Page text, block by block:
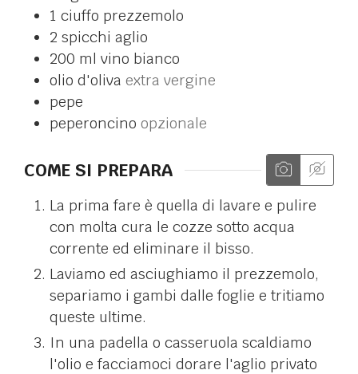
1 ciuffo prezzemolo
2 spicchi aglio
200 ml vino bianco
olio d'oliva extra vergine
pepe
peperoncino opzionale
COME SI PREPARA
La prima fare è quella di lavare e pulire
con molta cura le cozze sotto acqua
corrente ed eliminare il bisso.
Laviamo ed asciughiamo il prezzemolo,
separiamo i gambi dalle foglie e tritiamo
queste ultime.
In una padella o casseruola scaldiamo
l'olio e facciamoci dorare l'aglio privato